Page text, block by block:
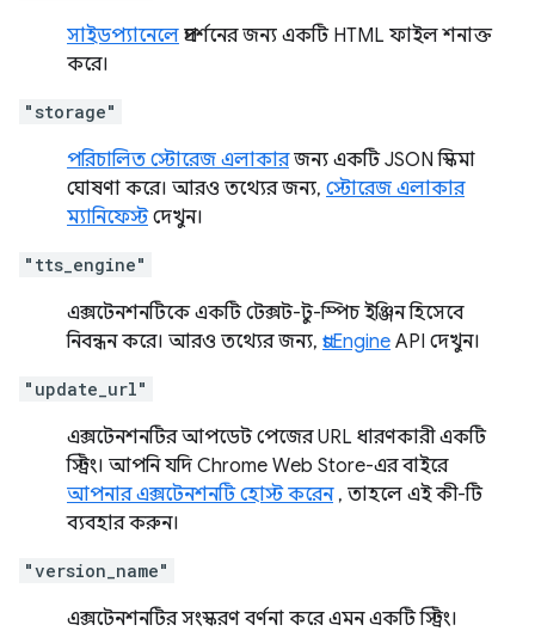
সাইডপ্যানেলে প্রদর্শনের জন্য একটি HTML ফাইল শনাক্ত
করে।
"storage"
পরিচালিত স্টোরেজ এলাকারজন্য একটি JSON স্কিমা
ঘোষণা করে। আরও তথ্যের জন্য, স্টোরেজ এলাকার
ম্যানিফেস্টদেখুন।
"tts_engine"
এক্সটেনশনটিকে একটি টেক্সট-টু-স্পিচ ইঞ্জিন হিসেবে
নিবন্ধন করে। আরও তথ্যের জন্য, ttsEngine API দেখুন।
"update_url"
এক্সটেনশনটির আপডেট পেজের URL ধারণকারী একটি
স্ট্রিং। আপনি যদি Chrome Web Store-এর বাইরে
আপনার এক্সটেনশনটি হোস্ট করেন, তাহলে এই কী-টি
ব্যবহার করুন।
"version_name"
এক্সটেনশনটির সংস্করণ বর্ণনা করে এমন একটি স্ট্রিং।